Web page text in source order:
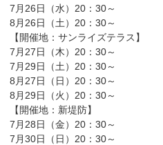
7月26日（水）20：30～
8月26日（土）20：30～
【開催地：サンライズテラス】
7月27日（木）20：30～
7月29日（土）20：30～
8月27日（日）20：30～
8月29日（火）20：30～
【開催地：新堤防】
7月28日（金）20：30～
7月30日（日）20：30～